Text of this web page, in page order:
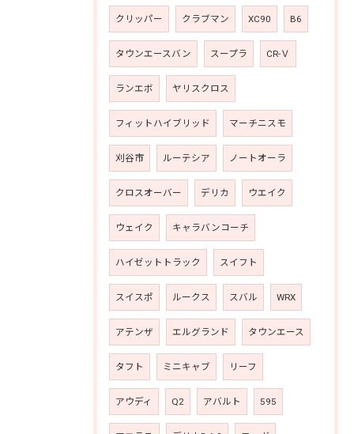
クリッパー クラブマン XC90 B6
タウンエースバン スープラ CR-Ｖ
ランエボ ヤリスクロス
フィットハイブリッド マーチニスモ
刈谷市 ルーテシア ノートオーラ
クロスオーバー デリカ ウエイク
ウェイク キャラバンコーチ
ハイゼットトラック スイフト
スイスポ ルークス スバル WRX
アテンザ エルグランド タウンエース
タフト ミニキャブ リーフ
アウディ Q2 アバルト 595